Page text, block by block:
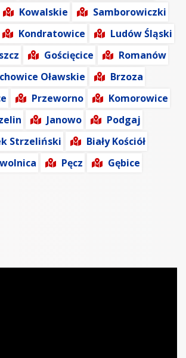
Kowalskie
Samborowiczki
Kondratowice
Ludów Śląski
Gościęcice
Romanów
Oławskie
Brzoza
Przeworno
Komorowice
Janowo
Podgaj
Strzeliński
Biały Kościół
Pęcz Gębice